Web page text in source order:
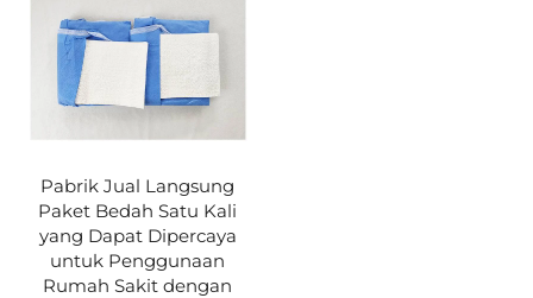
Pabrik Jual Langsung
Paket Bedah Satu Kali
yang Dapat Dipercaya
untuk Penggunaan
Rumah Sakit dengan